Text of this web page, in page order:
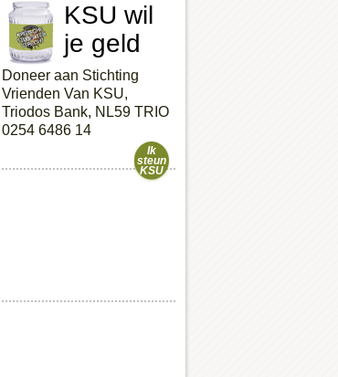
KSU wil
je geld
Doneer aan Stichting
Vrienden Van KSU,
Triodos Bank, NL59 TRIO
0254 6486 14
Ik
steun
KSU